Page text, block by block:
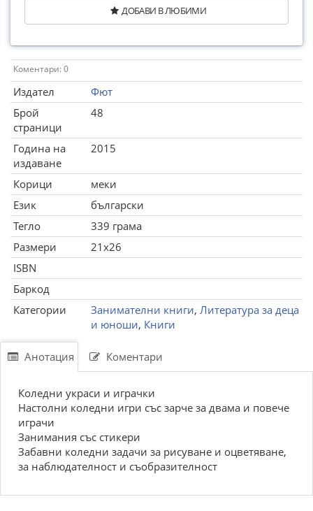
ДОБАВИ В ЛЮБИМИ
Коментари: 0
Издател
Фют
Брой
страници
48
Година на
издаване
2015
Корици
меки
Език
български
Тегло
339 грама
Размери
21x26
ISBN
Баркод
Категории
Занимателни книги, Литература за деца
и юноши, Книги
Анотация Коментари
Коледни украси и играчки
Настолни коледни игри със зарче за двама и повече
играчи
Занимания със стикери
Забавни коледни задачи за рисуване и оцветяване,
за наблюдателност и съобразителност